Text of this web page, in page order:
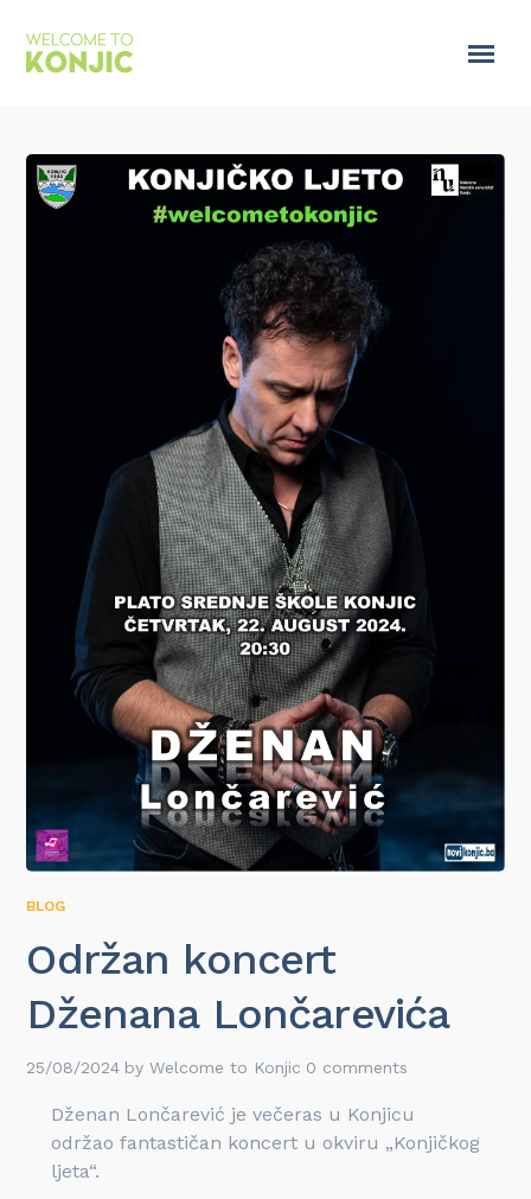
BLOG
Održan koncert
Dženana Lončarevića
25/08/2024 byWelcome to Konjic 0 comments
Dženan Lončarević je večeras u Konjicu
održao fantastičan koncert u okviru „Konjičkog
ljeta“.